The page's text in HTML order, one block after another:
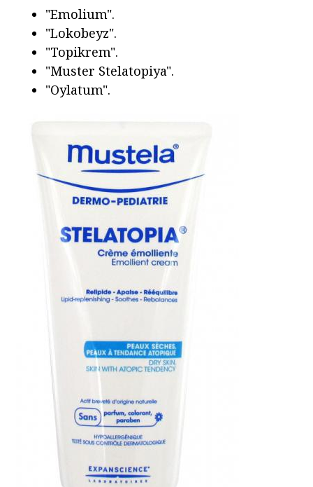
"Emolium".
"Lokobeyz".
"Topikrem".
"Muster Stelatopiya".
"Oylatum".